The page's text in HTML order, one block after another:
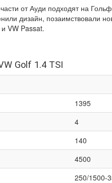
от Ауди подходят на
дизайн, позаимствовали
VW Passat.
Golf 1.4 TSI
1395
4
140
4500
250/1500-